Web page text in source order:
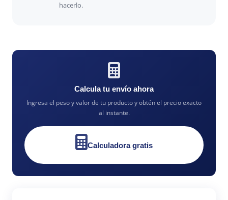
hacerlo.
Calcula tu envío ahora
Ingresa el peso y valor de tu producto y obtén el precio exacto
al instante.
Calculadora gratis